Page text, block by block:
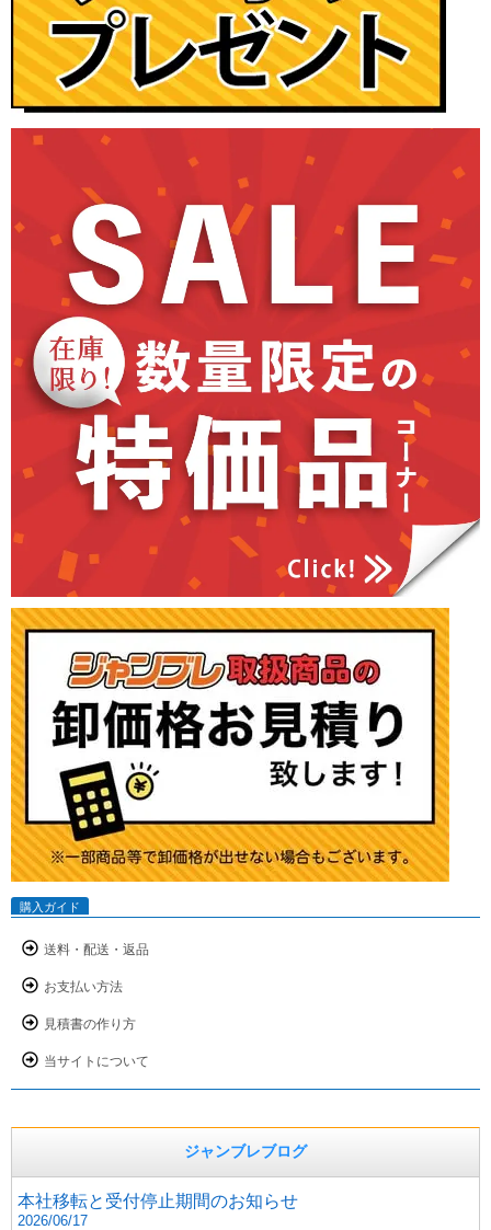
購入ガイド
送料・配送・返品
お支払い方法
見積書の作り方
当サイトについて
ジャンブレブログ
本社移転と受付停止期間のお知らせ
2026/06/17